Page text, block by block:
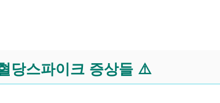
당스파이크 증상들 ⚠️